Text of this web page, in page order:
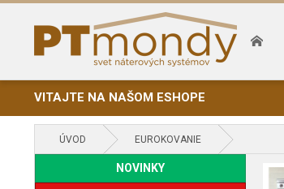
VITAJTE NA NAŠOM ESHOPE
ÚVOD EUROKOVANIE
NOVINKY